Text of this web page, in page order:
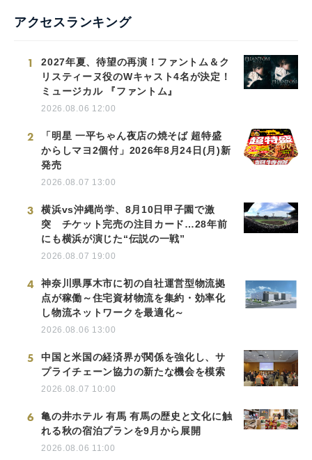
アクセスランキング
1
2027年夏、待望の再演！ファントム＆ク
リスティーヌ役のWキャスト4名が決定！
ミュージカル 『ファントム』
2026.08.06 12:00
2
「明星 一平ちゃん夜店の焼そば 超特盛
からしマヨ2個付」2026年8月24日(月)新
発売
2026.08.07 13:00
3
横浜vs沖縄尚学、8月10日甲子園で激
突 チケット完売の注目カード…28年前
にも横浜が演じた“伝説の一戦”
2026.08.07 19:00
4
神奈川県厚木市に初の自社運営型物流拠
点が稼働～住宅資材物流を集約・効率化
し物流ネットワークを最適化～
2026.08.06 13:00
5
中国と米国の経済界が関係を強化し、サ
プライチェーン協力の新たな機会を模索
2026.08.07 10:00
6
亀の井ホテル 有馬 有馬の歴史と文化に触
れる秋の宿泊プランを9月から展開
2026.08.06 11:00